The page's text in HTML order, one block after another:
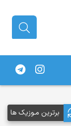
برترین مـوزیک ها